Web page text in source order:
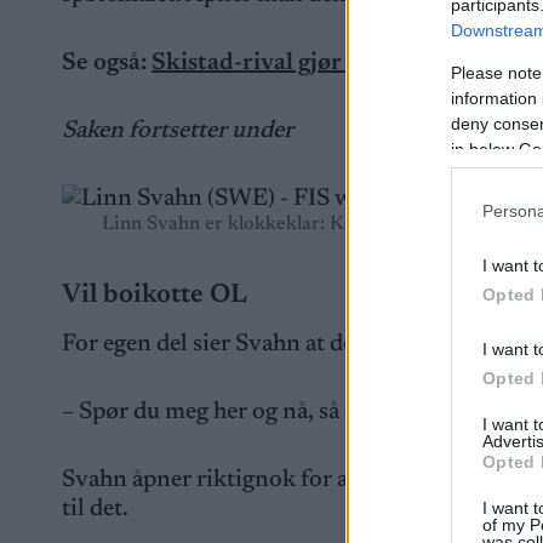
Please
information
deny
in below
I want
Opted
I want
Opted
I want
Opted
I want
of my
Se også: Skistad-rival gjør comeback: – Jeg
Saken fortsetter under
Linn Svahn er klokkeklar: Kommer russerne
Vil boikotte OL
For egen del sier Svahn at det er uaktuelt å gå
– Spør du meg her og nå, så er svaret at da vil
Svahn åpner riktignok for at hun kan endre
til det.